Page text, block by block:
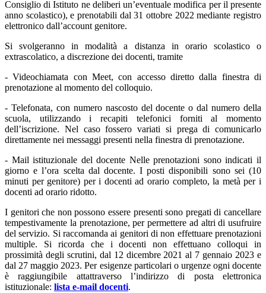
Consiglio di Istituto ne deliberi un’eventuale modifica per il presente
anno scolastico), e prenotabili dal 31 ottobre 2022 mediante registro
elettronico dall’account genitore.
Si svolgeranno in modalità a distanza in orario scolastico o
extrascolatico, a discrezione dei docenti, tramite
- Videochiamata con Meet, con accesso diretto dalla finestra di
prenotazione al momento del colloquio.
- Telefonata, con numero nascosto del docente o dal numero della
scuola, utilizzando i recapiti telefonici forniti al momento
dell’iscrizione. Nel caso fossero variati si prega di comunicarlo
direttamente nei messaggi presenti nella finestra di prenotazione.
- Mail istituzionale del docente Nelle prenotazioni sono indicati il
giorno e l’ora scelta dal docente. I posti disponibili sono sei (10
minuti per genitore) per i docenti ad orario completo, la metà per i
docenti ad orario ridotto.
I genitori che non possono essere presenti sono pregati di cancellare
tempestivamente la prenotazione, per permettere ad altri di usufruire
del servizio. Si raccomanda ai genitori di non effettuare prenotazioni
multiple. Si ricorda che i docenti non effettuano colloqui in
prossimità degli scrutini, dal 12 dicembre 2021 al 7 gennaio 2023 e
dal 27 maggio 2023. Per esigenze particolari o urgenze ogni docente
è raggiungibile attattraverso l’indirizzo di posta elettronica
istituzionale: lista e-mail docenti.